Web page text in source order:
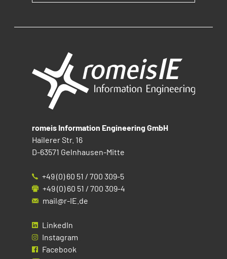
romeis Information Engineering GmbH
Hailerer Str. 16
D-63571 Gelnhausen-Mitte
+49 (0) 60 51 / 700 309-5
+49 (0) 60 51 / 700 309-4
mail@r-IE.de
LinkedIn
Instagram
Facebook